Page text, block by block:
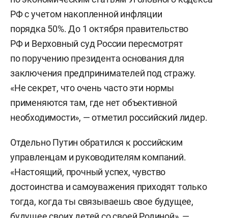
РФ с учетом накопленной инфляции
порядка 50%. До 1 октября правительство
РФ и Верховный суд России пересмотрят
по поручению президента основания для
заключения предпринимателей под стражу.
«Не секрет, что очень часто эти нормы
применяются там, где нет объективной
необходимости», — отметил российский лидер.
Отдельно Путин обратился к российским
управленцам и руководителям компаний.
«Настоящий, прочный успех, чувство
достоинства и самоуважения приходят только
тогда, когда ты связываешь свое будущее,